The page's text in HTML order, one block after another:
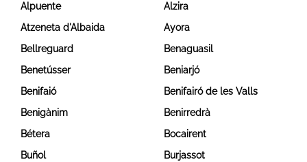
Alpuente
Alzira
Atzeneta d'Albaida
Ayora
Bellreguard
Benaguasil
Benetússer
Beniarjó
Benifaió
Benifairó de les Valls
Benigànim
Benirredrà
Bétera
Bocairent
Buñol
Burjassot